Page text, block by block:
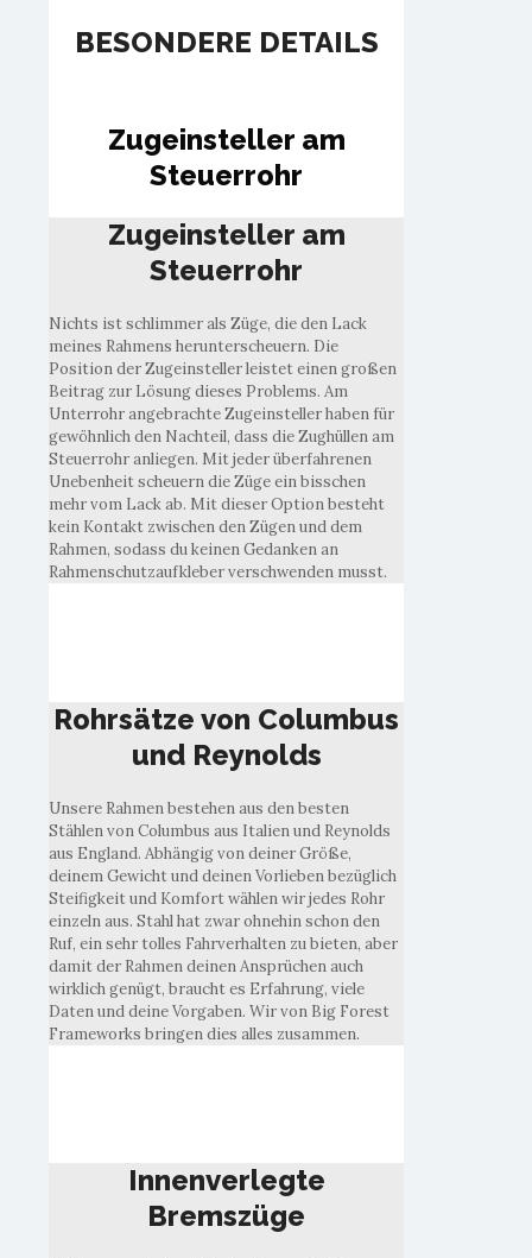
BESONDERE DETAILS
Zugeinsteller am
Steuerrohr
Zugeinsteller am
Steuerrohr
Nichts ist schlimmer als Züge, die den Lack
meines Rahmens herunterscheuern. Die
Position der Zugeinsteller leistet einen großen
Beitrag zur Lösung dieses Problems. Am
Unterrohr angebrachte Zugeinsteller haben für
gewöhnlich den Nachteil, dass die Zughüllen am
Steuerrohr anliegen. Mit jeder überfahrenen
Unebenheit scheuern die Züge ein bisschen
mehr vom Lack ab. Mit dieser Option besteht
kein Kontakt zwischen den Zügen und dem
Rahmen, sodass du keinen Gedanken an
Rahmenschutzaufkleber verschwenden musst.
Rohrsätze von Columbus
und Reynolds
Unsere Rahmen bestehen aus den besten
Stählen von Columbus aus Italien und Reynolds
aus England. Abhängig von deiner Größe,
deinem Gewicht und deinen Vorlieben bezüglich
Steifigkeit und Komfort wählen wir jedes Rohr
einzeln aus. Stahl hat zwar ohnehin schon den
Ruf, ein sehr tolles Fahrverhalten zu bieten, aber
damit der Rahmen deinen Ansprüchen auch
wirklich genügt, braucht es Erfahrung, viele
Daten und deine Vorgaben. Wir von Big Forest
Frameworks bringen dies alles zusammen.
Innenverlegte
Bremszüge